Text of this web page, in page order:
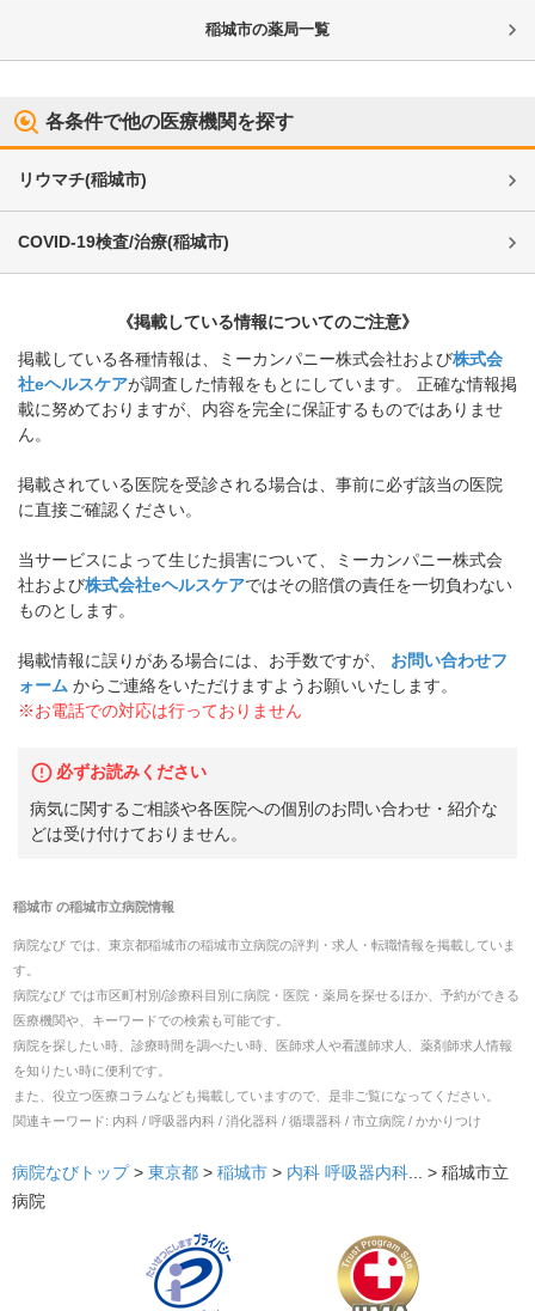
稲城市の薬局一覧
各条件で他の医療機関を探す
リウマチ(稲城市)
COVID-19検査/治療(稲城市)
《掲載している情報についてのご注意》
掲載している各種情報は、ミーカンパニー株式会社および株式会
社eヘルスケアが調査した情報をもとにしています。 正確な情報掲
載に努めておりますが、内容を完全に保証するものではありませ
ん。
掲載されている医院を受診される場合は、事前に必ず該当の医院
に直接ご確認ください。
当サービスによって生じた損害について、ミーカンパニー株式会
社および株式会社eヘルスケアではその賠償の責任を一切負わない
ものとします。
掲載情報に誤りがある場合には、お手数ですが、
お問い合わせフ
ォーム からご連絡をいただけますようお願いいたします。
※お電話での対応は行っておりません
必ずお読みください
病気に関するご相談や各医院への個別のお問い合わせ・紹介な
どは受け付けておりません。
稲城市の稲城市立病院情報
病院なび では、 東京都稲城市の稲城市立病院の評判・求人・転職情報を掲載していま
す。
病院なび では市区町村別/診療科目別に病院・医院・薬局を探せるほか、予約ができる
医療機関や、キーワードでの検索も可能です。
病院を探したい時、診療時間を調べたい時、医師求人や看護師求人、薬剤師求人情報
を知りたい時に便利です。
また、役立つ医療コラムなども掲載していますので、是非ご覧になってください。
関連キーワード: 内科 / 呼吸器内科 / 消化器科 / 循環器科 / 市立病院 / かかりつけ
病院なびトップ> 東京都 > 稲城市 > 内科 呼吸器内科 ... > 稲城市立
病院